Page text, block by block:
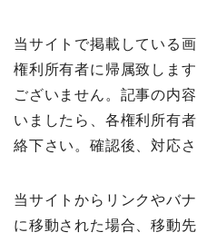
当サイトで掲載している
権利所有者に帰属致しま
ございません。記事の内
いましたら、各権利所有
絡下さい。確認後、対応さ
当サイトからリンクやバ
に移動された場合、移動